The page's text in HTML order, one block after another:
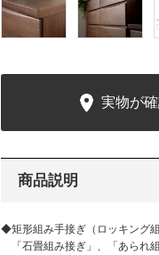
実物が
商品説明
◆矩形組み手接ぎ（ロッキング組
「石畳組み接ぎ」、「あられ